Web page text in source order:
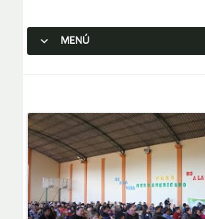
MENÚ